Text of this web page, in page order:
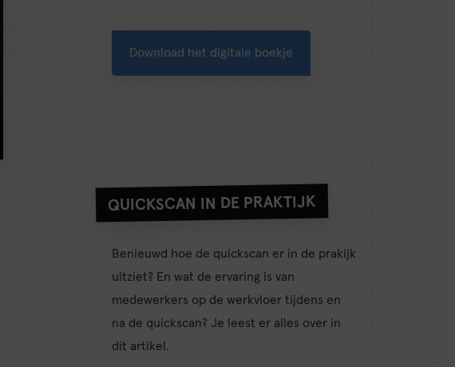
Download het digitale boekje
QUICKSCAN IN DE PRAKTIJK
Benieuwd hoe de quickscan er in de prakijk
uitziet? En wat de ervaring is van
medewerkers op de werkvloer tijdens en
na de quickscan? Je leest er alles over in
dit artikel.